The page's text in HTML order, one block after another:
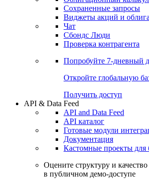
Сохраненные запросы
Виджеты акций и
Чат
Сбондс Люди
Проверка контрагента
Попробуйте 7-дневный
Откройте глобальную
Получить доступ
API & Data Feed
API and Data Feed
API каталог
Готовые модули
Документация
Кастомные проекты для
Оцените структуру и
в публичном демо-доступе